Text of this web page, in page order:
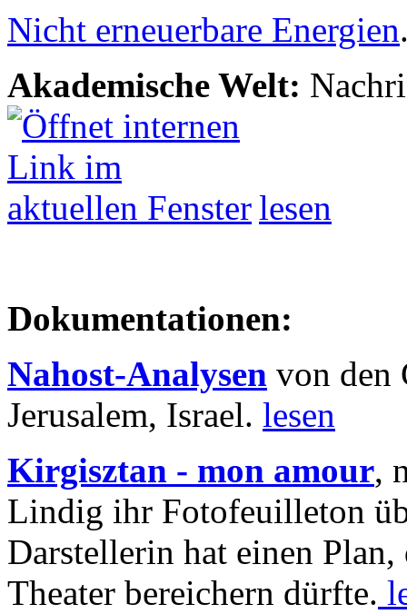
Nicht erneuerbare Energien
Akademische Welt:
lesen
Dokumentationen:
Nahost-Analysen von den
Jerusalem, Israel. lesen
Kirgisztan - mon amour,
Lindig ihr Fotofeuilleton
Darstellerin hat einen Plan,
Theater bereichern dürfte.